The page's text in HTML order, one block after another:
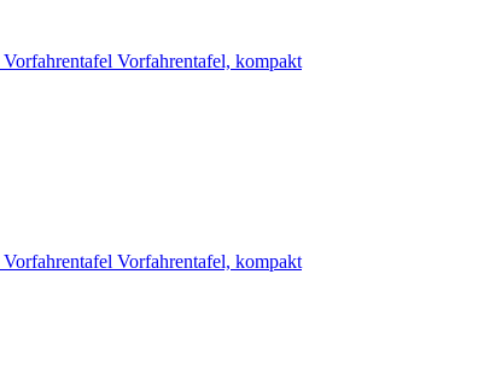
Vorfahrentafel Vorfahrentafel, kompakt
Vorfahrentafel Vorfahrentafel, kompakt